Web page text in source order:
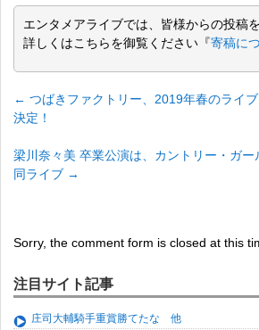
エンタメアライブでは、皆様からの投稿
詳しくはこちらを御覧ください『寄稿に
← つばきファクトリー、2019年春のライ
決定！
梁川奈々美 卒業公演は、カントリー・ガ
同ライブ →
Sorry, the comment form is closed at this
注目サイト記事
庄司大輔騎手重賞勝てたな 他